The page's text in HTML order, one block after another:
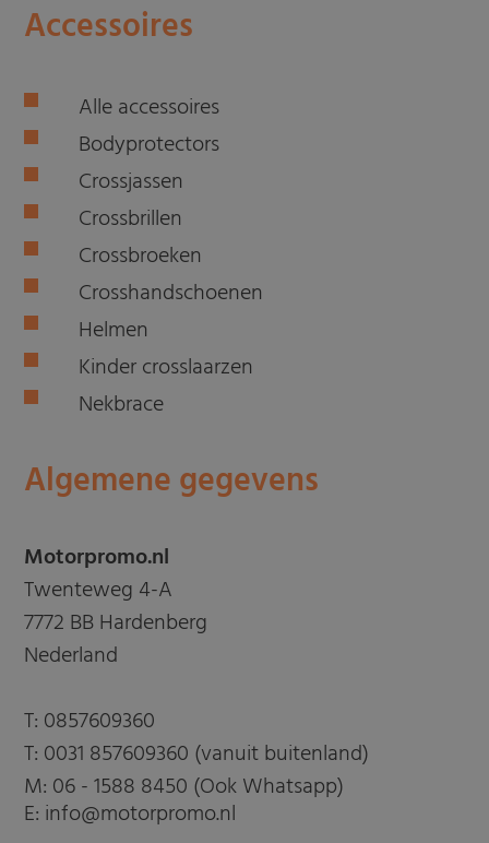
Accessoires
Alle accessoires
Bodyprotectors
Crossjassen
Crossbrillen
Crossbroeken
Crosshandschoenen
Helmen
Kinder crosslaarzen
Nekbrace
Algemene gegevens
Motorpromo.nl
Twenteweg 4-A
7772 BB Hardenberg
Nederland
T: 0857609360
T: 0031 857609360 (vanuit buitenland)
M: 06 - 1588 8450 (Ook Whatsapp)
E: info@motorpromo.nl